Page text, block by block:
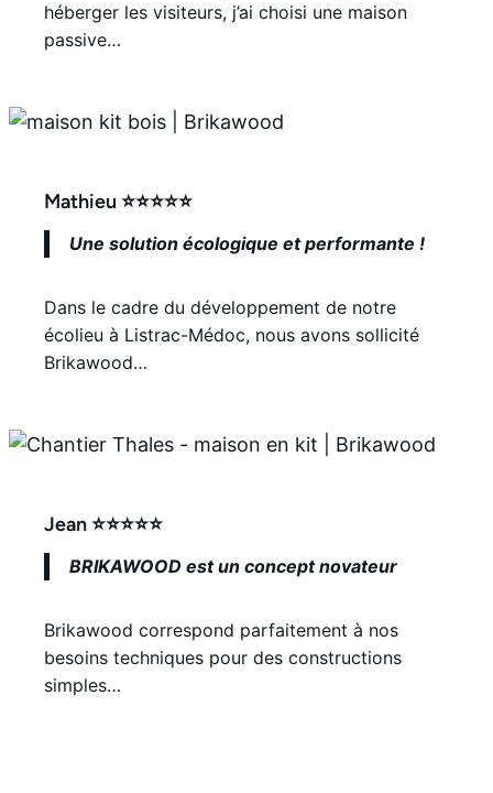
héberger les visiteurs, j’ai choisi une maison
passive…
Mathieu ⭐⭐⭐⭐⭐
Une solution écologique et performante !
Dans le cadre du développement de notre
écolieu à Listrac-Médoc, nous avons sollicité
Brikawood…
Jean ⭐⭐⭐⭐⭐
BRIKAWOOD est un concept novateur
Brikawood correspond parfaitement à nos
besoins techniques pour des constructions
simples…